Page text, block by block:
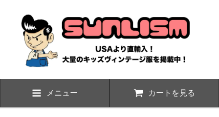
メニュー カートを見る